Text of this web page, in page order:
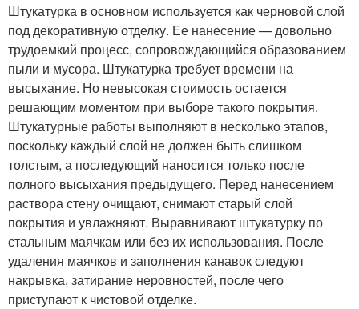
Штукатурка в основном используется как черновой слой
под декоративную отделку. Ее нанесение — довольно
трудоемкий процесс, сопровождающийся образованием
пыли и мусора. Штукатурка требует времени на
высыхание. Но невысокая стоимость остается
решающим моментом при выборе такого покрытия.
Штукатурные работы выполняют в несколько этапов,
поскольку каждый слой не должен быть слишком
толстым, а последующий наносится только после
полного высыхания предыдущего. Перед нанесением
раствора стену очищают, снимают старый слой
покрытия и увлажняют. Выравнивают штукатурку по
стальным маячкам или без их использования. После
удаления маячков и заполнения канавок следуют
накрывка, затирание неровностей, после чего
приступают к чистовой отделке.